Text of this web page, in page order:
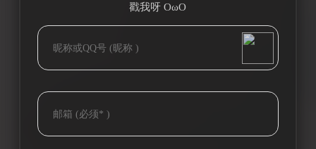
戳我呀 OωO
Tieba